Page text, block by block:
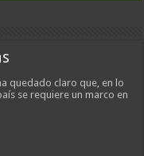
quedado claro que, en lo
se requiere un marco en